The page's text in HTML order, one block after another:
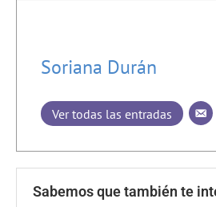
Soriana Durán
Ver todas las entradas
Sabemos que también te